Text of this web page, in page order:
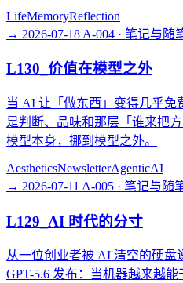
LifeMemoryReflection
→ 2026-07-18 A-004 · 笔记与随
L130_价值在模型之外
当 AI 让「做东西」变得几乎免
是判断、品味和那层「谁来把
模型本身，挪到模型之外。
AestheticsNewsletterAgenticAI
→ 2026-07-11 A-005 · 笔记与随
L129_AI 时代的分寸
从一位创业者被 AI 清空的硬盘
GPT-5.6 发布：当机器越来越